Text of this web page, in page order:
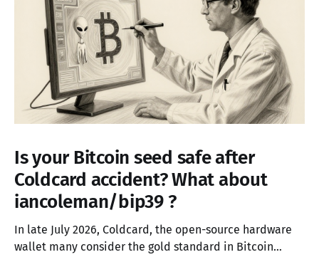
Is your Bitcoin seed safe after
Coldcard accident? What about
iancoleman/bip39 ?
In late July 2026, Coldcard, the open-source hardware
wallet many consider the gold standard in Bitcoin